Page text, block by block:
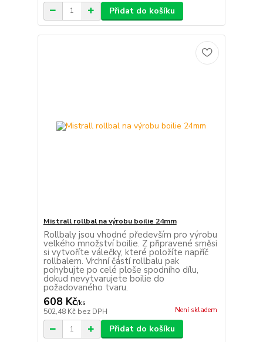
Přidat do košíku
Mistrall rollbal na výrobu boilie 24mm
Rollbaly jsou vhodné především pro výrobu
velkého množství boilie. Z připravené směsi
si vytvoříte válečky, které položíte napříč
rollbalem. Vrchní částí rollbalu pak
pohybujte po celé ploše spodního dílu,
dokud nevytvarujete boilie do
požadovaného tvaru.
608 Kč/ks
502,48 Kč bez DPH Není skladem
Přidat do košíku